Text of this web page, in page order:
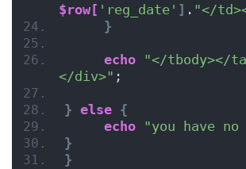
$row[ 'reg_date' ] . "</
}
echo "</tbody></
</div>" ;
} else {
echo "you have
}
}